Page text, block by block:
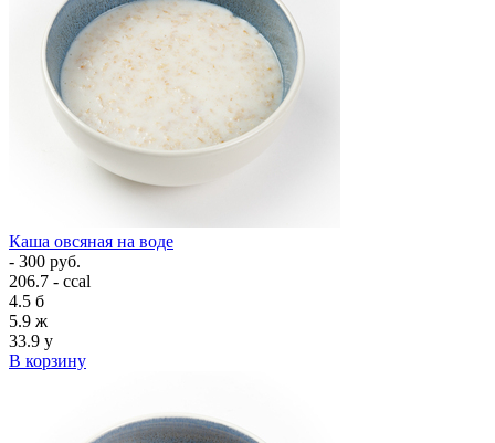
Каша овсяная на воде
- 300 руб.
206.7 - ccal
4.5 б
5.9 ж
33.9 у
В корзину